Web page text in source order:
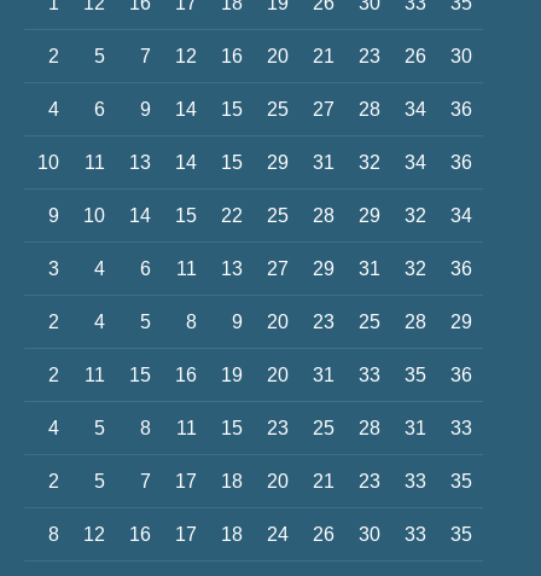
2 5 7 12 16 20 21 23 26 30
4 6 9 14 15 25 27 28 34 36
10 11 13 14 15 29 31 32 34 36
9 10 14 15 22 25 28 29 32 34
3 4 6 11 13 27 29 31 32 36
2 4 5 8 9 20 23 25 28 29
2 11 15 16 19 20 31 33 35 36
4 5 8 11 15 23 25 28 31 33
2 5 7 17 18 20 21 23 33 35
8 12 16 17 18 24 26 30 33 35